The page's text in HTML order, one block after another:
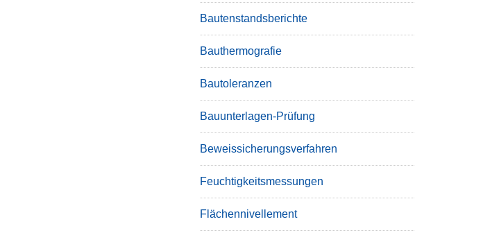
Bautenstandsberichte
Bauthermografie
Bautoleranzen
Bauunterlagen-Prüfung
Beweissicherungsverfahren
Feuchtigkeitsmessungen
Flächennivellement